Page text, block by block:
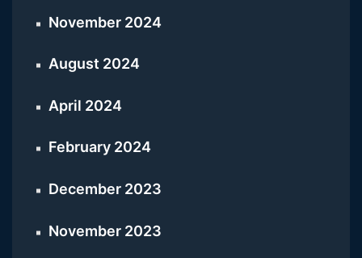
November 2024
August 2024
April 2024
February 2024
December 2023
November 2023